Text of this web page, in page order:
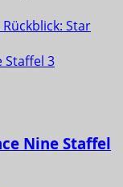
Star
Staffel 3
Nine Staffel